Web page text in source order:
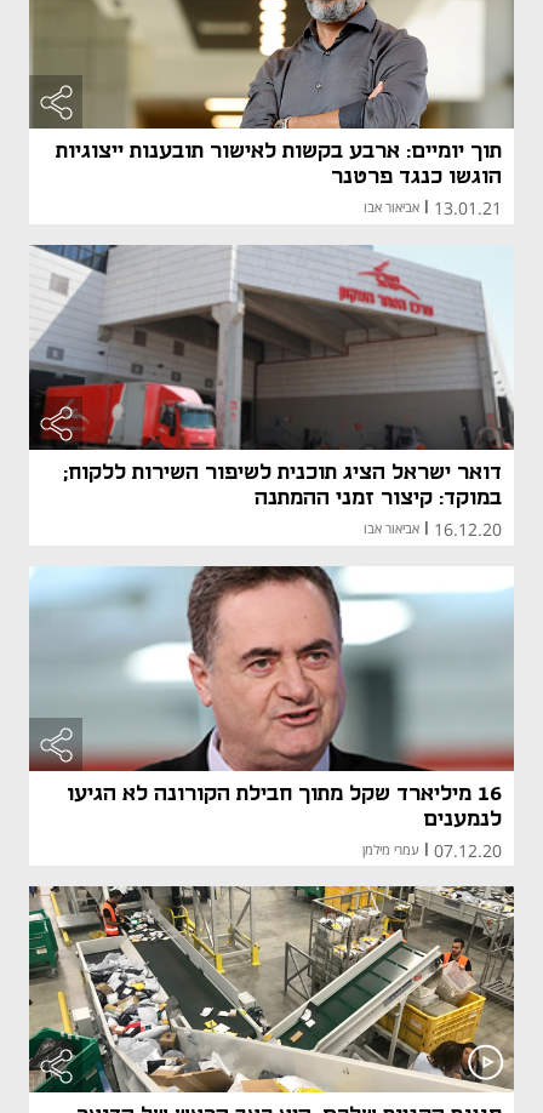
תוך יומיים: ארבע בקשות לאישור תובענות ייצוגיות
הוגשו כנגד פרטנר
13.01.21 אביאור אבו
דואר ישראל הציג תוכנית לשיפור השירות ללקוח;
במוקד: קיצור זמני ההמתנה
16.12.20 אביאור אבו
16 מיליארד שקל מתוך חבילת הקורונה לא הגיעו
לנמענים
07.12.20 עמרי מילמן